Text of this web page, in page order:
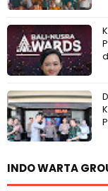
INDO WARTA